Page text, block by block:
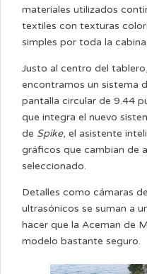
materiales utilizados
textiles con texturas
simples por toda la cabina.
Justo al centro del
encontramos un sistema
pantalla circular de 9.44
que integra el nuevo
de Spike, el asistente
gráficos que cambian de
seleccionado.
Detalles como cámaras
ultrasónicos se suman a
hacer que la Aceman de
modelo bastante seguro.